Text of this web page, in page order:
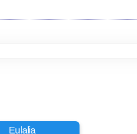
Eulalia